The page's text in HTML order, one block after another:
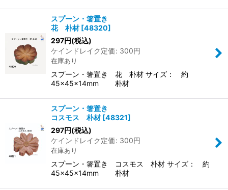
スプーン・箸置き
花 朴材 [48320]
297円(税込)
ケインドレイク定価: 300円
在庫あり
スプーン・箸置き 花 朴材 サイズ： 約
45×45×14mm 朴材
スプーン・箸置き
コスモス 朴材 [48321]
297円(税込)
ケインドレイク定価: 300円
在庫あり
スプーン・箸置き コスモス 朴材 サイズ： 約
45×45×14mm 朴材